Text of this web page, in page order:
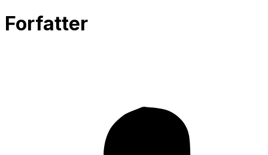
Forfatter